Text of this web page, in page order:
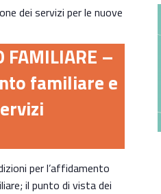
dei servizi per le nuove
–
familiare e
per l’affidamento
il punto di vista dei